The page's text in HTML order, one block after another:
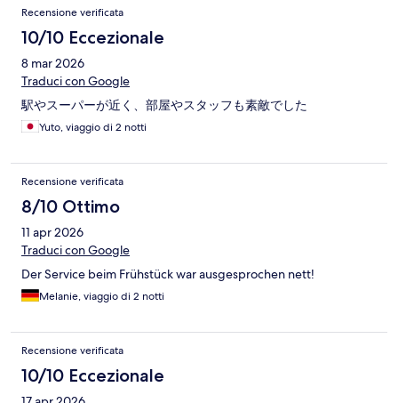
Recensione verificata
10/10 Eccezionale
8 mar 2026
Traduci con Google
駅やスーパーが近く、部屋やスタッフも素敵でした
Yuto, viaggio di 2 notti
Recensione verificata
8/10 Ottimo
11 apr 2026
Traduci con Google
Der Service beim Frühstück war ausgesprochen nett!
Melanie, viaggio di 2 notti
Recensione verificata
10/10 Eccezionale